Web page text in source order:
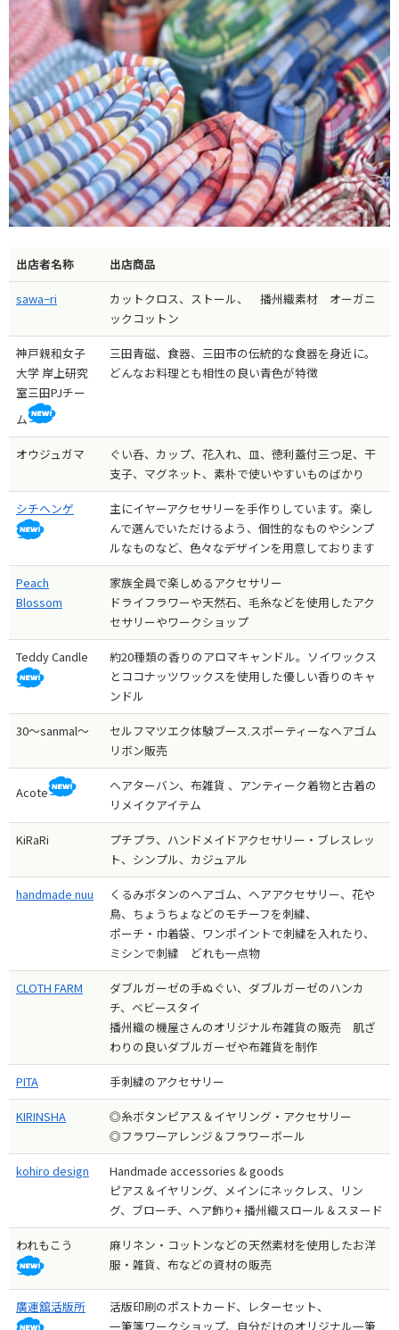
出店者名称 出店商品
sawa−ri
カットクロス、ストール、 播州織素材 オーガニ
ックコットン
神戸親和女子
大学 岸上研究
室三田PJチー
ム
三田青磁、食器、三田市の伝統的な食器を身近に。
どんなお料理とも相性の良い青色が特徴
オウジュガマ
ぐい呑、カップ、花入れ、皿、徳利蓋付三つ足、干
支子、マグネット、素朴で使いやすいものばかり
シチヘンゲ
主にイヤーアクセサリーを手作りしています。楽し
んで選んでいただけるよう、個性的なものやシンプ
ルなものなど、色々なデザインを用意しております
Peach
Blossom
家族全員で楽しめるアクセサリー
ドライフラワーや天然石、毛糸などを使用したアク
セサリーやワークショップ
Teddy Candle
約20種類の香りのアロマキャンドル。ソイワックス
とココナッツワックスを使用した優しい香りのキャ
ンドル
30〜sanmal〜
セルフマツエク体験ブース.スポーティーなヘアゴム
リボン販売
Acote
ヘアターバン、布雑貨 、アンティーク着物と古着の
リメイクアイテム
KiRaRi
プチプラ、ハンドメイドアクセサリー・ブレスレッ
ト、シンプル、カジュアル
handmade nuu
くるみボタンのヘアゴム、ヘアアクセサリー、花や
鳥、ちょうちょなどのモチーフを刺繍、
ポーチ・巾着袋、ワンポイントで刺繍を入れたり、
ミシンで刺繍 どれも一点物
CLOTH FARM
ダブルガーゼの手ぬぐい、ダブルガーゼのハンカ
チ、ベビースタイ
播州織の機屋さんのオリジナル布雑貨の販売 肌ざ
わりの良いダブルガーゼや布雑貨を制作
PITA 手刺繍のアクセサリー
KIRINSHA
◎糸ボタンピアス＆イヤリング・アクセサリー
◎フラワーアレンジ＆フラワーボール
kohiro design
Handmade accessories & goods
ピアス＆イヤリング、メインにネックレス、リン
グ、ブローチ、ヘア飾り+ 播州織スロール＆スヌード
われもこう
麻リネン・コットンなどの天然素材を使用したお洋
服・雑貨、布などの資材の販売
廣運舘活版所
活版印刷のポストカード、レターセット、
一筆箋ワークショップ、自分だけのオリジナル一筆